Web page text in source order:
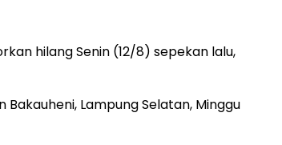
hilang Senin (12/8) sepekan lalu,
Lampung Selatan, Minggu